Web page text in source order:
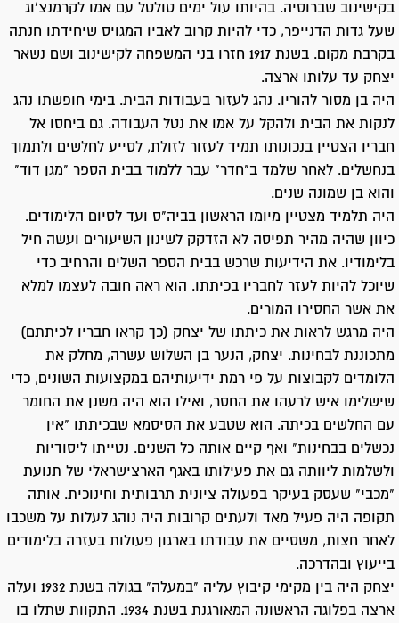
בקישינוב שברוסיה. בהיותו עול ימים טולטל עם אמו לקרמנצ'וג
שעל גדות הדנייפר, כדי להיות קרוב לאביו המגויס שיחידתו חנתה
בקרבת מקום. בשנת 1917 חזרו בני המשפחה לקישינוב ושם נשאר
יצחק עד עלותו ארצה.
היה בן מסור להוריו. נהג לעזור בעבודות הבית. בימי חופשתו נהג
לנקות את הבית ולהקל על אמו את נטל העבודה. גם ביחסו אל
חבריו הצטיין בנכונותו תמיד לעזור לזולת, לסייע לחלשים ולתמוך
בנחשלים. לאחר שלמד ב"חדר" עבר ללמוד בבית הספר "מגן דוד"
והוא בן שמונה שנים.
היה תלמיד מצטיין מיומו הראשון בביה"ס ועד לסיום הלימודים.
כיוון שהיה מהיר תפיסה לא הזדקק לשינון השיעורים ועשה חיל
בלימודיו. את הידיעות שרכש בבית הספר השלים והרחיב כדי
שיוכל להיות לעזר לחבריו בכיתתו. הוא ראה חובה לעצמו למלא
את אשר החסירו המורים.
היה מרגש לראות את כיתתו של יצחק (כך קראו חבריו לכיתתם)
מתכוננת לבחינות. יצחק, הנער בן השלוש עשרה, מחלק את
הלומדים לקבוצות על פי רמת ידיעותיהם במקצועות השונים, כדי
שישלימו איש לרעהו את החסר, ואילו הוא היה משנן את החומר
עם החלשים בכיתה. הוא שטבע את הסיסמא שבכיתתו "אין
נכשלים בבחינות" ואף קיים אותה כל השנים. נטייתו ליסודיות
ולשלמות ליוותה גם את פעילותו באגף הארצישראלי של תנועת
"מכבי" שעסק בעיקר בפעולה ציונית תרבותית וחינוכית. אותה
תקופה היה פעיל מאד ולעתים קרובות היה נוהג לעלות על משכבו
לאחר חצות, משסיים את עבודתו בארגון פעולות בעזרה בלימודים
בייעוץ ובהדרכה.
יצחק היה בין מקימי קיבוץ עליה "במעלה" בגולה בשנת 1932 ועלה
ארצה בפלוגה הראשונה המאורגנת בשנת 1934. התקוות שתלו בו